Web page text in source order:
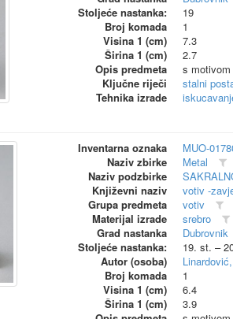
Stoljeće nastanka:
19
Broj komada
1
Visina 1 (cm)
7.3
Širina 1 (cm)
2.7
Opis predmeta
s motivom
Ključne riječi
stalni
Tehnika izrade
Inventarna oznaka
MUO-
Naziv zbirke
Metal
Naziv podzbirke
Književni naziv
votiv -
Grupa predmeta
votiv
Materijal izrade
srebro
Grad nastanka
Dubrovnik
Stoljeće nastanka:
19. st. –
Autor (osoba)
Broj komada
1
Visina 1 (cm)
6.4
Širina 1 (cm)
3.9